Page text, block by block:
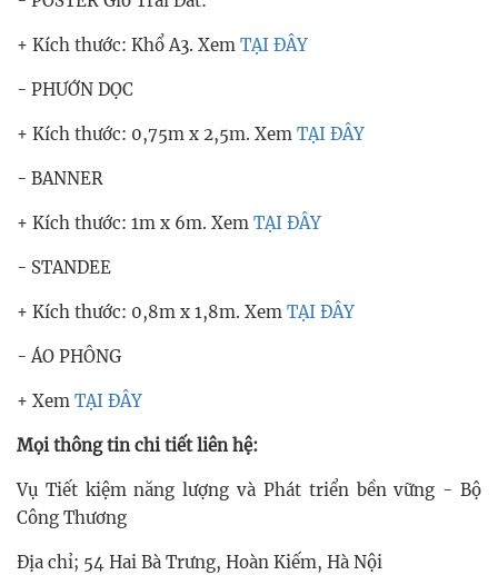
+ Kích thước: Khổ A3. Xem TẠI ĐÂY
- PHƯỚN DỌC
+ Kích thước: 0,75m x 2,5m. Xem TẠI ĐÂY
- BANNER
+ Kích thước: 1m x 6m. Xem TẠI ĐÂY
- STANDEE
+ Kích thước: 0,8m x 1,8m. Xem TẠI ĐÂY
- ÁO PHÔNG
+ Xem TẠI ĐÂY
Mọi thông tin chi tiết liên hệ:
Vụ Tiết kiệm năng lượng và Phát triển bền vững - Bộ
Công Thương
Địa chỉ; 54 Hai Bà Trưng, Hoàn Kiếm, Hà Nội